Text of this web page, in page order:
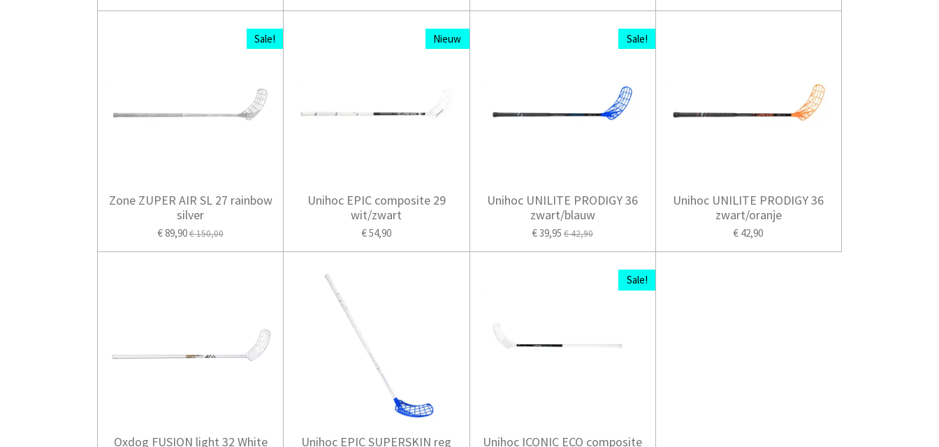
Sale!
Zone ZUPER AIR SL 27 rainbow
silver
€ 89,90€ 150,00
Nieuw
Unihoc EPIC composite 29
wit/zwart
€ 54,90
Sale!
Unihoc UNILITE PRODIGY 36
zwart/blauw
€ 39,95 € 42,90
Unihoc UNILITE PRODIGY 36
zwart/oranje
€ 42,90
Oxdog FUSION light 32 White
Unihoc EPIC SUPERSKIN reg
Sale!
Unihoc ICONIC ECO composite